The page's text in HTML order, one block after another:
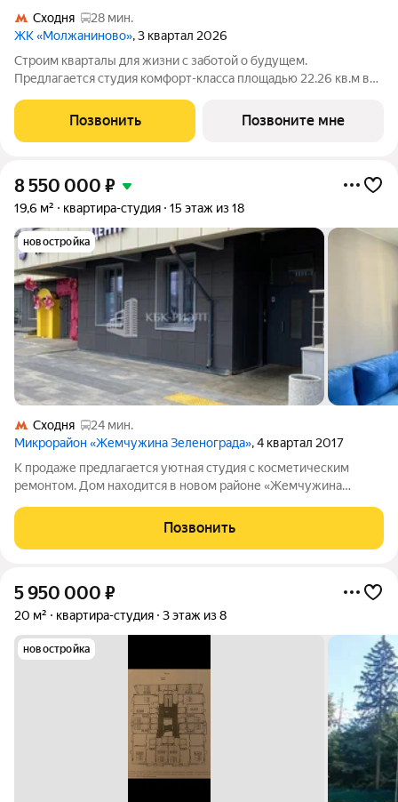
Сходня
28 мин.
ЖК «Молжаниново», 3 квартал 2026
Строим кварталы для жизни с заботой о будущем.
Предлагается студия комфорт-класса площадью 22.26 кв.м в
"Молжаниново".Для тех, кто ценит время, предлагаем сделать
готовую отделку: поклеим обои
Позвонить Позвоните мне
8 550 000 ₽
19,6 м² квартира-студия 15 этаж из 18
новостройка
Сходня
24 мин.
Микрорайон «Жемчужина Зеленограда», 4 квартал 2017
К продаже предлагается уютная студия с косметическим
ремонтом. Дом находится в новом районе «Жемчужина
квартире: - Мебель и техника остаются новым владельцам; -
Подъезд чистый, соседи дружелюбные.
Позвонить
5 950 000 ₽
20 м² квартира-студия 3 этаж из 8
новостройка